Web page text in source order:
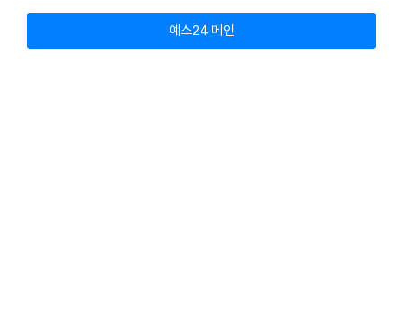
예스24 메인